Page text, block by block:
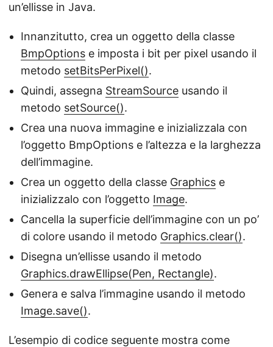
un’ellisse in Java.
Innanzitutto, crea un oggetto della classe
BmpOptions e imposta i bit per pixel usando il
metodo setBitsPerPixel().
Quindi, assegna StreamSource usando il
metodo setSource().
Crea una nuova immagine e inizializzala con
l’oggetto BmpOptions e l’altezza e la larghezza
dell’immagine.
Crea un oggetto della classe Graphics e
inizializzalo con l’oggetto Image.
Cancella la superficie dell’immagine con un po’
di colore usando il metodo Graphics.clear().
Disegna un’ellisse usando il metodo
Graphics.drawEllipse(Pen, Rectangle).
Genera e salva l’immagine usando il metodo
Image.save().
L’esempio di codice seguente mostra come